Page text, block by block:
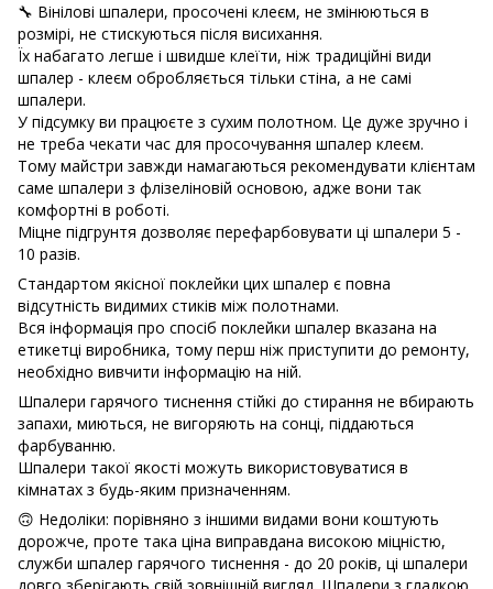
🔧 Вінілові шпалери, просочені клеєм, не змінюються в
розмірі, не стискуються після висихання.
Їх набагато легше і швидше клеїти, ніж традиційні види
шпалер - клеєм обробляється тільки стіна, а не самі
шпалери.
У підсумку ви працюєте з сухим полотном. Це дуже зручно і
не треба чекати час для просочування шпалер клеєм.
Тому майстри завжди намагаються рекомендувати клієнтам
саме шпалери з флізеліновій основою, адже вони так
комфортні в роботі.
Міцне підгрунтя дозволяє перефарбовувати ці шпалери 5 -
10 разів.
Стандартом якісної поклейки цих шпалер є повна
відсутність видимих ​​стиків між полотнами.
Вся інформація про спосіб поклейки шпалер вказана на
етикетці виробника, тому перш ніж приступити до ремонту,
необхідно вивчити інформацію на ній.
Шпалери гарячого тиснення стійкі до стирання не вбирають
запахи, миються, не вигоряють на сонці, піддаються
фарбуванню.
Шпалери такої якості можуть використовуватися в
кімнатах з будь-яким призначенням.
🙃 Недоліки: порівняно з іншими видами вони коштують
дорожче, проте така ціна виправдана високою міцністю,
служби шпалер гарячого тиснення - до 20 років, ці шпалери